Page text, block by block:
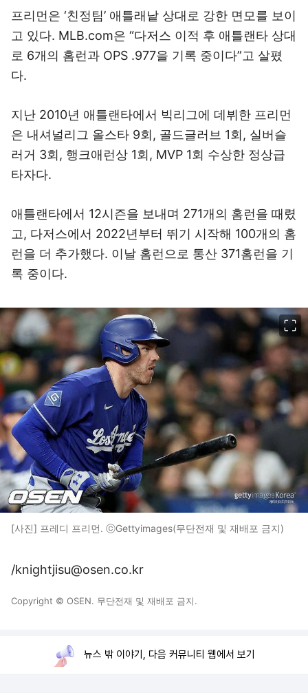
프리먼은 ‘친정팀’ 애틀래낱 상대로 강한 면모를 보이
고 있다. MLB.com은 “다저스 이적 후 애틀랜타 상대
로 6개의 홈런과 OPS .977을 기록 중이다”고 살폈
다.
지난 2010년 애틀랜타에서 빅리그에 데뷔한 프리먼
은 내셔널리그 올스타 9회, 골드글러브 1회, 실버슬
러거 3회, 행크애런상 1회, MVP 1회 수상한 정상급
타자다.
애틀랜타에서 12시즌을 보내며 271개의 홈런을 때렸
고, 다저스에서 2022년부터 뛰기 시작해 100개의 홈
런을 더 추가했다. 이날 홈런으로 통산 371홈런을 기
록 중이다.
[사진] 프레디 프리먼. ⓒGettyimages(무단전재 및 재배포 금지)
/knightjisu@osen.co.kr
Copyright © OSEN. 무단전재 및 재배포 금지.
뉴스 밖 이야기, 다음 커뮤니티 웹에서 보기